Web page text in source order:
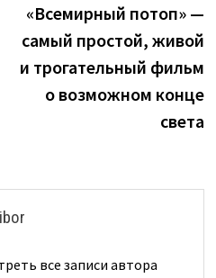
«Всемирный потоп» —
самый простой, живой
и трогательный фильм
о возможном конце
света
все записи автора